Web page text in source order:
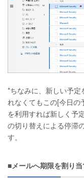
*ちなみに、新しい予
れなくてもこの[今日の
を利用すれば新しく予
の切り替えによる停滞
す。
■メールへ期限を割り当